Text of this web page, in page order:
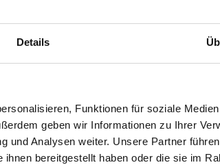
Details
Funktionen für soziale
geben wir Informationen zu Ihrer
und Analysen weiter. Unsere Partner
bereitgestellt haben oder die sie im